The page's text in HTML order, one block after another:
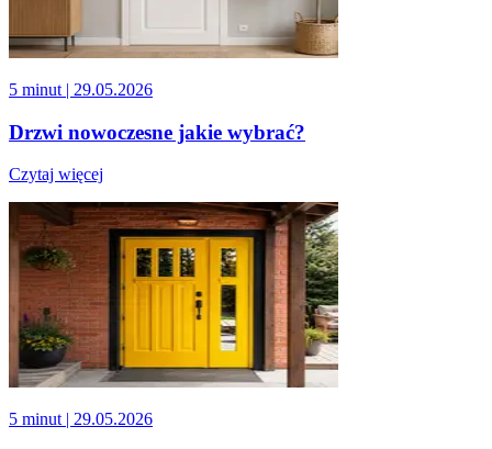
5 minut | 29.05.2026
Drzwi nowoczesne jakie wybrać?
Czytaj więcej
5 minut | 29.05.2026